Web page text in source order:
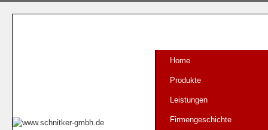
Home
Produkte
Leistungen
Firmengeschichte